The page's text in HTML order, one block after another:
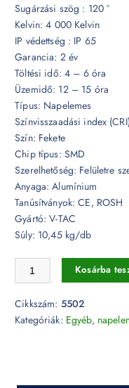
Sugárzási szög : 120 °
Kelvin: 4 000 Kelvin
IP védettség : IP 65
Garancia: 2 év
Töltési idő: 4 – 6 óra
Üzemidő: 12 – 15 óra
Típus: Napelemes
Színvisszaadási index
Szín: Fekete
Chip típus: SMD
Szerelhetőség: Felületre
Anyaga: Alumínium
Tanúsítványok: CE, ROSH
Gyártó: V-TAC
Súly: 10,45 kg/db
50W Napelemtábla LED
Kosárba
Cikkszám: 5502
Kategóriák: Egyéb,